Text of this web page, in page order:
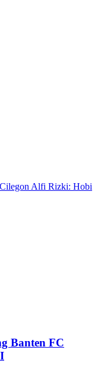
Alfi Rizki: Hobi
Banten FC